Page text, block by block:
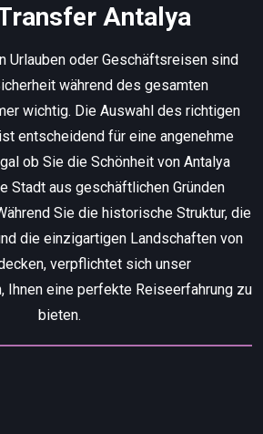
Antalya
Urlauben oder Geschäftsreisen sind
während des gesamten
wichtig. Die Auswahl des richtigen
entscheidend für eine angenehme
ob Sie die Schönheit von Antalya
Stadt aus geschäftlichen Gründen
Sie die historische Struktur, die
die einzigartigen Landschaften von
verpflichtet sich unser
Ihnen eine perfekte Reiseerfahrung zu
bieten.